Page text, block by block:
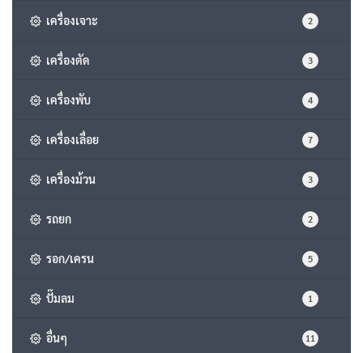
เครื่องเจาะ 2
เครื่องตัด 3
เครื่องพับ 4
เครื่องเลื่อย 7
เครื่องม้วน 3
รถยก 2
รอก/เครน 5
ปั๊มลม 1
อื่นๆ 11